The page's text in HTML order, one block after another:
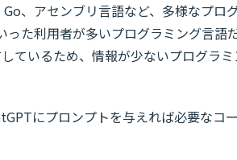
、アセンブリ言語など、多様なプロ
た利用者が多いプログラミング言語
ているため、情報が少ないプログラ
にプロンプトを与えれば必要なコ